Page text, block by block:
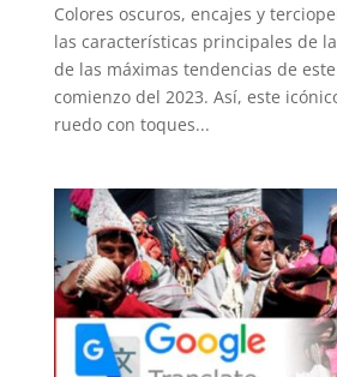
Colores oscuros, encajes y
las características principales de
de las máximas tendencias de
comienzo del 2023. Así, este
ruedo con toques...